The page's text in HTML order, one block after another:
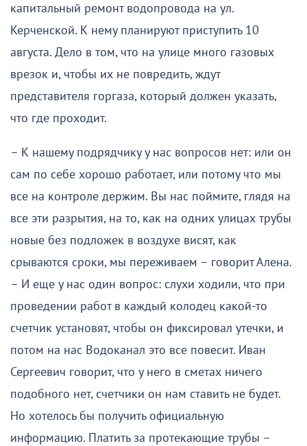
капитальный ремонт водопровода на ул.
Керченской. К нему планируют приступить 10
августа. Дело в том, что на улице много газовых
врезок и, чтобы их не повредить, ждут
представителя горгаза, который должен указать,
что где проходит.
– К нашему подрядчику у нас вопросов нет: или он
сам по себе хорошо работает, или потому что мы
все на контроле держим. Вы нас поймите, глядя на
все эти разрытия, на то, как на одних улицах трубы
новые без подложек в воздухе висят, как
срываются сроки, мы переживаем – говорит Алена.
– И еще у нас один вопрос: слухи ходили, что при
проведении работ в каждый колодец какой-то
счетчик установят, чтобы он фиксировал утечки, и
потом на нас Водоканал это все повесит. Иван
Сергеевич говорит, что у него в сметах ничего
подобного нет, счетчики он нам ставить не будет.
Но хотелось бы получить официальную
информацию. Платить за протекающие трубы –